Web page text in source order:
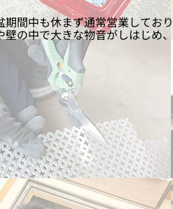
間中も休まず通常営業して
の中で大きな物音がしはじ